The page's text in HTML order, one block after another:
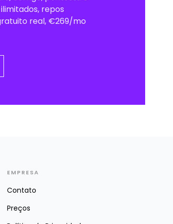
repos
real, €269/mo
EMPRESA
Contato
Preços